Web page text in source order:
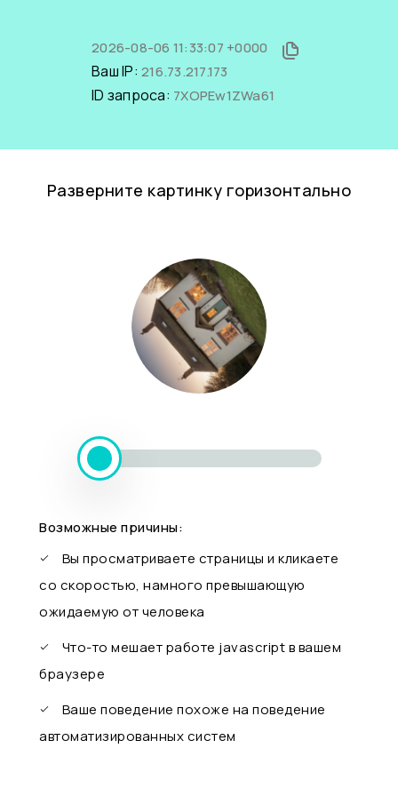
2026-08-06 11:33:07 +0000
Ваш IP: 216.73.217.173
ID запроса: 7XOPEw1ZWa61
Разверните картинку горизонтально
Возможные причины:
Вы просматриваете страницы и кликаете
со скоростью, намного превышающую
ожидаемую от человека
Что-то мешает работе javascript в вашем
браузере
Ваше поведение похоже на поведение
автоматизированных систем